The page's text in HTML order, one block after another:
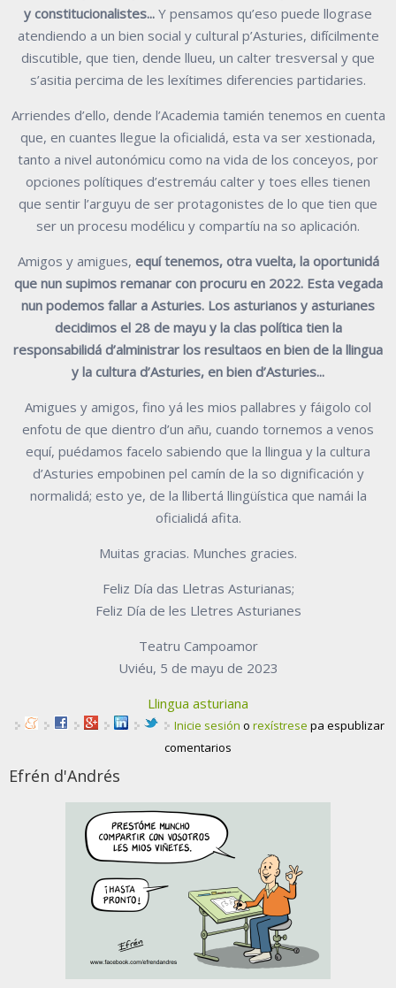
y constitucionalistes... Y pensamos qu’eso puede llograse
atendiendo a un bien social y cultural p’Asturies, difícilmente
discutible, que tien, dende llueu, un calter tresversal y que
s’asitia percima de les lexítimes diferencies partidaries.
Arriendes d’ello, dende l’Academia tamién tenemos en cuenta
que, en cuantes llegue la oficialidá, esta va ser xestionada,
tanto a nivel autonómicu como na vida de los conceyos, por
opciones polítiques d’estremáu calter y toes elles tienen
que sentir l’arguyu de ser protagonistes de lo que tien que
ser un procesu modélicu y compartíu na so aplicación.
Amigos y amigues, equí tenemos, otra vuelta, la oportunidá
que nunsupimos remanar con procuru en 2022. Esta vegada
nun podemos fallar a Asturies. Los asturianos y asturianes
decidimos el 28 de mayu y la claspolítica tien la
responsabilidá d’alministrar los resultaos en bien de la llingua
y la cultura d’Asturies, en bien d’Asturies...
Amigues y amigos, fino yá les mios pallabres y fáigolo col
enfotu de que dientro d’un añu, cuando tornemos a venos
equí, puédamos facelo sabiendo que la llingua y la cultura
d’Asturies empobinen pel camín de la so dignificación y
normalidá; esto ye, de la llibertá llingüística que namái la
oficialidá afita.
Muitas gracias. Munches gracies.
Feliz Día das Lletras Asturianas;
Feliz Día de les Lletres Asturianes
Teatru Campoamor
Uviéu, 5 de mayu de 2023
Llingua asturiana
Inicie sesión o rexístrese pa espublizar
comentarios
Efrén d'Andrés